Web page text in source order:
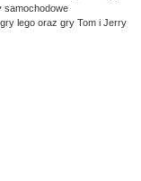
samochodowe
lego oraz gry Tom i Jerry